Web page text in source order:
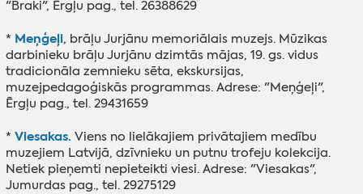
"Braki", Ērgļu pag., tel. 26388629
* Meņģeļi, brāļu Jurjānu memoriālais muzejs. Mūzikas
darbinieku brāļu Jurjānu dzimtās mājas, 19. gs. vidus
tradicionāla zemnieku sēta, ekskursijas,
muzejpedagoģiskās programmas. Adrese: "Meņģeļi",
Ērgļu pag., tel. 29431659
* Viesakas. Viens no lielākajiem privātajiem medību
muzejiem Latvijā, dzīvnieku un putnu trofeju kolekcija.
Netiek pieņemti nepieteikti viesi. Adrese: "Viesakas",
Jumurdas pag., tel. 29275129